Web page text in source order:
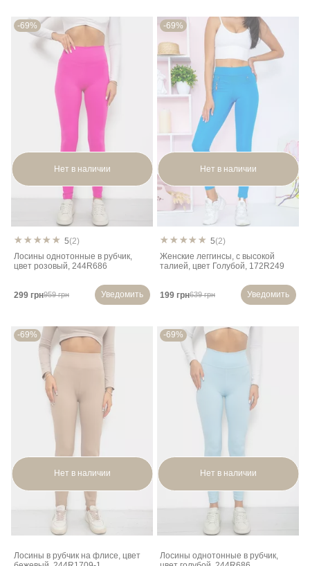
-69%
Нет в наличии
5(2)
Лосины однотонные в рубчик,
цвет розовый, 244R686
299 грн959 грн Уведомить
-69%
Нет в наличии
5(2)
Женские леггинсы, с высокой
талией, цвет Голубой, 172R249
199 грн639 грн Уведомить
-69%
Нет в наличии
Лосины в рубчик на флисе, цвет
-69%
Нет в наличии
Лосины однотонные в рубчик,